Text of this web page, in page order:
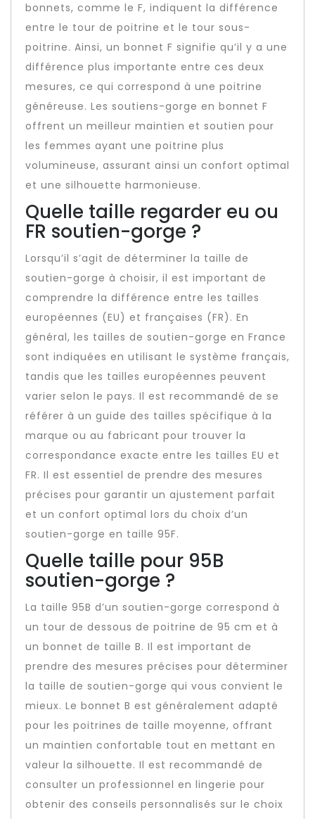
bonnets, comme le F, indiquent la différence
entre le tour de poitrine et le tour sous-
poitrine. Ainsi, un bonnet F signifie qu’il y a une
différence plus importante entre ces deux
mesures, ce qui correspond à une poitrine
généreuse. Les soutiens-gorge en bonnet F
offrent un meilleur maintien et soutien pour
les femmes ayant une poitrine plus
volumineuse, assurant ainsi un confort optimal
et une silhouette harmonieuse.
Quelle taille regarder eu ou
FR soutien-gorge ?
Lorsqu’il s’agit de déterminer la taille de
soutien-gorge à choisir, il est important de
comprendre la différence entre les tailles
européennes (EU) et françaises (FR). En
général, les tailles de soutien-gorge en France
sont indiquées en utilisant le système français,
tandis que les tailles européennes peuvent
varier selon le pays. Il est recommandé de se
référer à un guide des tailles spécifique à la
marque ou au fabricant pour trouver la
correspondance exacte entre les tailles EU et
FR. Il est essentiel de prendre des mesures
précises pour garantir un ajustement parfait
et un confort optimal lors du choix d’un
soutien-gorge en taille 95F.
Quelle taille pour 95B
soutien-gorge ?
La taille 95B d’un soutien-gorge correspond à
un tour de dessous de poitrine de 95 cm et à
un bonnet de taille B. Il est important de
prendre des mesures précises pour déterminer
la taille de soutien-gorge qui vous convient le
mieux. Le bonnet B est généralement adapté
pour les poitrines de taille moyenne, offrant
un maintien confortable tout en mettant en
valeur la silhouette. Il est recommandé de
consulter un professionnel en lingerie pour
obtenir des conseils personnalisés sur le choix